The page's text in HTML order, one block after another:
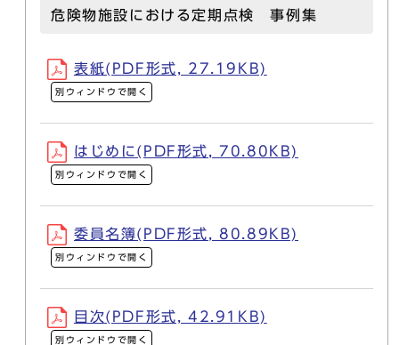
危険物施設における定期点検 事例集
表紙(PDF形式, 27.19KB)
別ウィンドウで開く
はじめに(PDF形式, 70.80KB)
別ウィンドウで開く
委員名簿(PDF形式, 80.89KB)
別ウィンドウで開く
目次(PDF形式, 42.91KB)
別ウィンドウで開く